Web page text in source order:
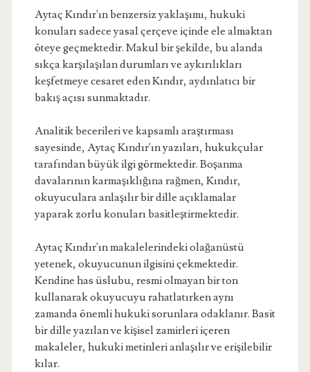
Aytaç Kındır'ın benzersiz yaklaşımı, hukuki
konuları sadece yasal çerçeve içinde ele almaktan
öteye geçmektedir. Makul bir şekilde, bu alanda
sıkça karşılaşılan durumları ve aykırılıkları
keşfetmeye cesaret eden Kındır, aydınlatıcı bir
bakış açısı sunmaktadır.
Analitik becerileri ve kapsamlı araştırması
sayesinde, Aytaç Kındır'ın yazıları, hukukçular
tarafından büyük ilgi görmektedir. Boşanma
davalarının karmaşıklığına rağmen, Kındır,
okuyuculara anlaşılır bir dille açıklamalar
yaparak zorlu konuları basitleştirmektedir.
Aytaç Kındır'ın makalelerindeki olağanüstü
yetenek, okuyucunun ilgisini çekmektedir.
Kendine has üslubu, resmi olmayan bir ton
kullanarak okuyucuyu rahatlatırken aynı
zamanda önemli hukuki sorunlara odaklanır. Basit
bir dille yazılan ve kişisel zamirleri içeren
makaleler, hukuki metinleri anlaşılır ve erişilebilir
kılar.